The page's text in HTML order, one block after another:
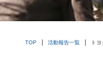
TOP 活動報告一覧 ト